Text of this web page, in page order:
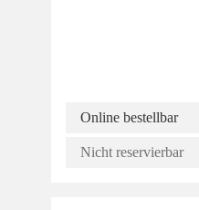
Online bestellbar
Nicht reservierbar